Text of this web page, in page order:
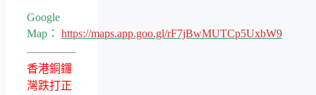
Google
Map： https://maps.app.goo.gl/rF7jBwMUTCp5UxbW9
香港銅鑼
灣跌打正